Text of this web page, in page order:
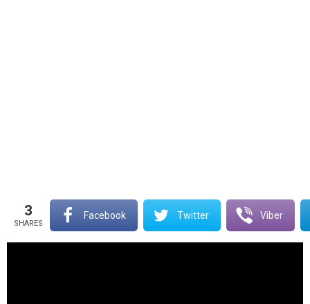
3
SHARES
Facebook Twitter Viber